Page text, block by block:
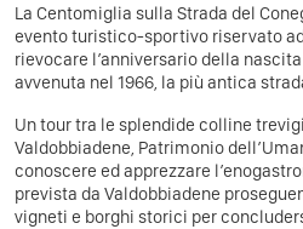
La Centomiglia sulla Strada del
evento turistico-sportivo riservato
rievocare l’anniversario della
avvenuta nel 1966, la più antica
Un tour tra le splendide colline
Valdobbiadene, Patrimonio
conoscere ed apprezzare
prevista da Valdobbiadene
vigneti e borghi storici per